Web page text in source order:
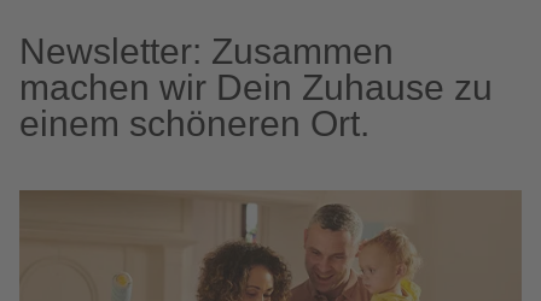
Newsletter: Zusammen
machen wir Dein Zuhause zu
einem schöneren Ort.